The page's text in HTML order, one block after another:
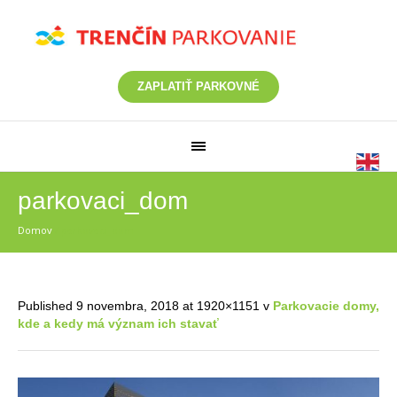
ZAPLATIŤ PARKOVNÉ
parkovaci_dom
Domov
Published 9 novembra, 2018 at 1920×1151 v Parkovacie domy,
kde a kedy má význam ich stavať